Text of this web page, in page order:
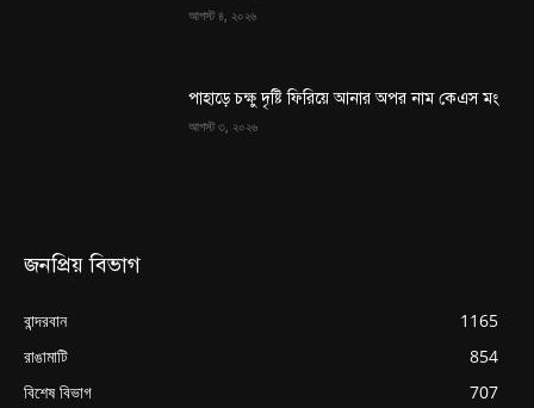
আগস্ট ৪, ২০২৬
পাহাড়ে চক্ষু দৃষ্টি ফিরিয়ে আনার অপর নাম কেএস মং
আগস্ট ৩, ২০২৬
জনপ্রিয় বিভাগ
বান্দরবান
1165
রাঙামাটি
854
বিশেষ বিভাগ
707